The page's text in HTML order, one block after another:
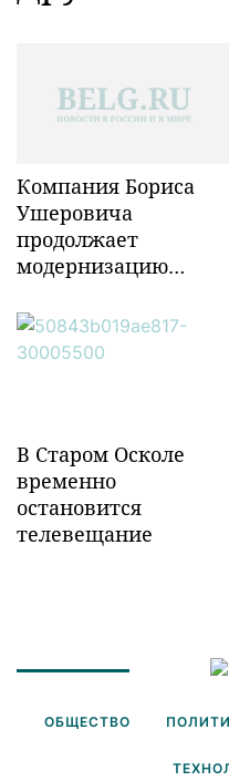
Компания Бориса
Ушеровича
продолжает
модернизацию
инфраструктуры в
Забайкалье
В Старом Осколе
временно
остановится
телевещание
ОБЩЕСТВО